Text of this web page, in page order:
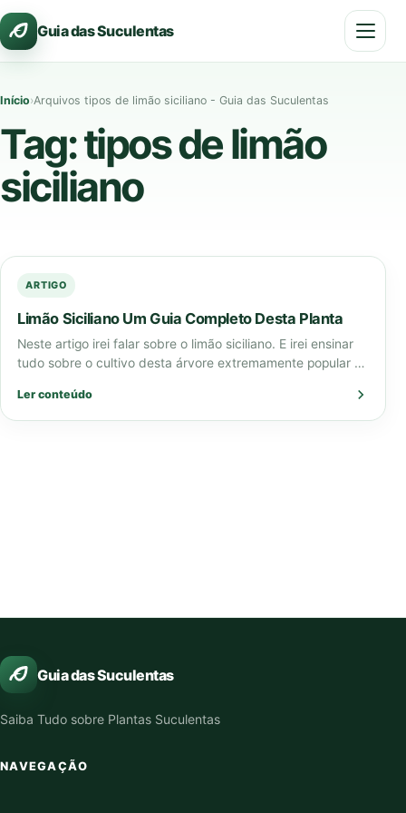
Pular
para
o
Guia das Suculentas
Início›Arquivos tipos de limão siciliano - Guia das Suculentas
Tag:tipos de limão
siciliano
ARTIGO
Limão Siciliano Um Guia Completo Desta Planta
Neste artigo irei falar sobre o limão siciliano. E irei ensinar
tudo sobre o cultivo desta árvore extremamente popular no
Ler conteúdo
Guia das Suculentas
Saiba Tudo sobre Plantas Suculentas
NAVEGAÇÃO